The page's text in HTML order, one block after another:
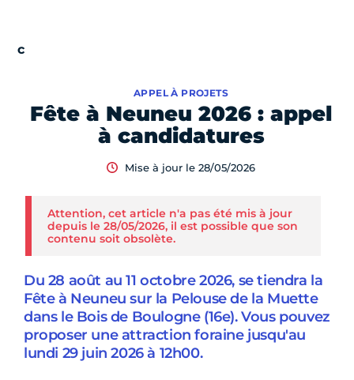
Fête à Neuneu 2026 : appel
à candidatures
APPEL À PROJETS
Mise à jour le 28/05/2026
Attention, cet article n'a pas été mis à jour
depuis le 28/05/2026, il est possible que son
contenu soit obsolète.
Du 28 août au 11 octobre 2026, se tiendra la
Fête à Neuneu sur la Pelouse de la Muette
dans le Bois de Boulogne (16e). Vous pouvez
proposer une attraction foraine jusqu'au
lundi 29 juin 2026 à 12h00.